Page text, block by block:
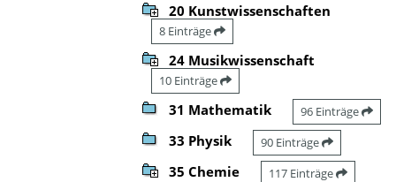
20 Kunstwissenschaften
8 Einträge
24 Musikwissenschaft
10 Einträge
31 Mathematik 96 Einträge
33 Physik 90 Einträge
35 Chemie 117 Einträge